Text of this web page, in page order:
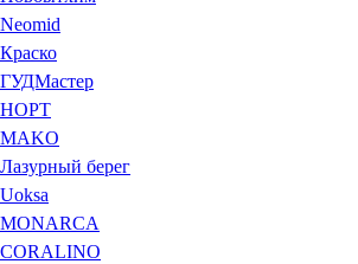
Neomid
Краско
ГУДМастер
НОРТ
MAKO
Лазурный берег
Uoksa
MONARCA
CORALINO